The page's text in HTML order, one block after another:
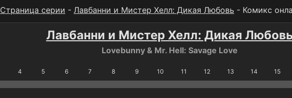
Страница серии - Лавбанни и Мистер Хелл: Дикая Любовь - Комикс
Лавбанни и Мистер Хелл: Дикая Любовь
Lovebunny & Mr. Hell: Savage Love
4 5 6 7 8 9 10 11 12 13 14 15